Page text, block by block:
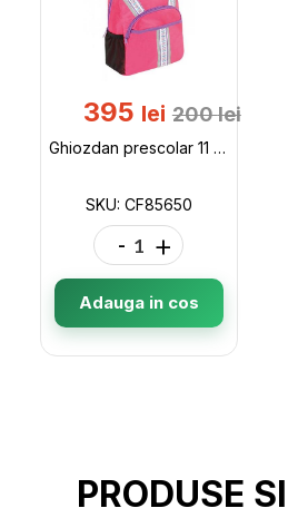
395 lei 200lei
Ghiozdan prescolar 11 Broderie CF85650
SKU: CF85650
- +
Adauga in cos
PRODUSE